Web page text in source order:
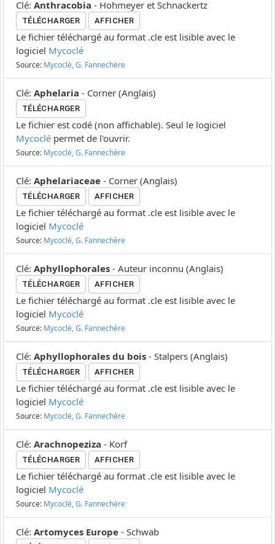
Clé: Anthracobia - Hohmeyer et Schnackertz
TÉLÉCHARGER AFFICHER
Le fichier téléchargé au format .cle est lisible avec le
logiciel Mycoclé
Source: Mycoclé, G. Fannechère
Clé: Aphelaria - Corner (Anglais)
TÉLÉCHARGER
Le fichier est codé (non affichable). Seul le logiciel
Mycoclé permet de l'ouvrir.
Source: Mycoclé, G. Fannechère
Clé: Aphelariaceae - Corner (Anglais)
TÉLÉCHARGER AFFICHER
Le fichier téléchargé au format .cle est lisible avec le
logiciel Mycoclé
Source: Mycoclé, G. Fannechère
Clé: Aphyllophorales - Auteur inconnu (Anglais)
TÉLÉCHARGER AFFICHER
Le fichier téléchargé au format .cle est lisible avec le
logiciel Mycoclé
Source: Mycoclé, G. Fannechère
Clé: Aphyllophorales du bois - Stalpers (Anglais)
TÉLÉCHARGER AFFICHER
Le fichier téléchargé au format .cle est lisible avec le
logiciel Mycoclé
Source: Mycoclé, G. Fannechère
Clé: Arachnopeziza - Korf
TÉLÉCHARGER AFFICHER
Le fichier téléchargé au format .cle est lisible avec le
logiciel Mycoclé
Source: Mycoclé, G. Fannechère
Clé: Artomyces Europe - Schwab